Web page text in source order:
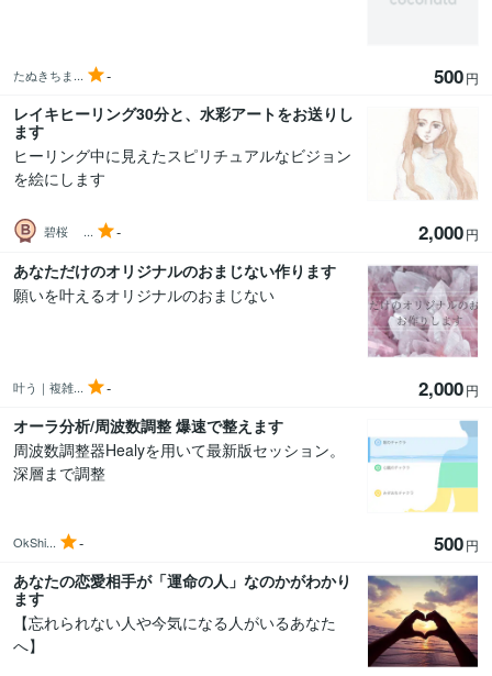
たぬきちま... - 500円
レイキヒーリング30分と、水彩アートをお送りし
ます
ヒーリング中に見えたスピリチュアルなビジョン
を絵にします
碧桜 ... - 2,000円
あなただけのオリジナルのおまじない作ります
願いを叶えるオリジナルのおまじない
叶う｜複雑... - 2,000円
オーラ分析/周波数調整 爆速で整えます
周波数調整器Healyを用いて最新版セッション。
深層まで調整
OkShi... - 500円
あなたの恋愛相手が「運命の人」なのかがわかり
ます
【忘れられない人や今気になる人がいるあなた
へ】